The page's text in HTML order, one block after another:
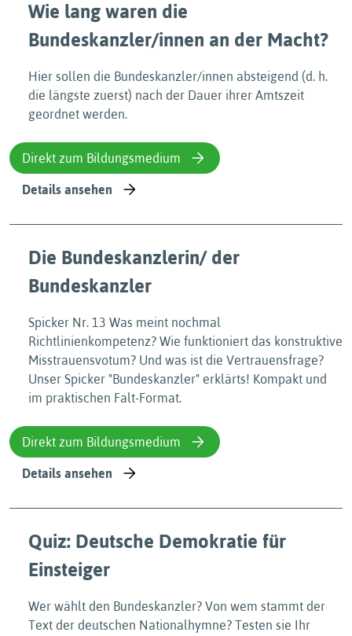
Wie lang waren die
Bundeskanzler/innen an der Macht?
Hier sollen die Bundeskanzler/innen absteigend (d. h.
die längste zuerst) nach der Dauer ihrer Amtszeit
geordnet werden.
Direkt zum Bildungsmedium
Details ansehen
Die Bundeskanzlerin/ der
Bundeskanzler
Spicker Nr. 13 Was meint nochmal
Richtlinienkompetenz? Wie funktioniert das konstruktive
Misstrauensvotum? Und was ist die Vertrauensfrage?
Unser Spicker "Bundeskanzler" erklärts! Kompakt und
im praktischen Falt-Format.
Direkt zum Bildungsmedium
Details ansehen
Quiz: Deutsche Demokratie für
Einsteiger
Wer wählt den Bundeskanzler? Von wem stammt der
Text der deutschen Nationalhymne? Testen sie Ihr